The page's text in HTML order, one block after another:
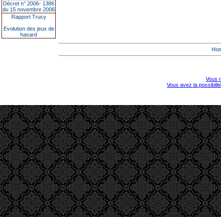
Décret n° 2006- 1386
du 15 novembre 2006
Rapport Trucy
Evolution des jeux de
hasard
Vous
Vous avez la